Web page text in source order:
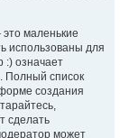
маленькие
использованы для
:) означает
Полный список
создания
сделать
может